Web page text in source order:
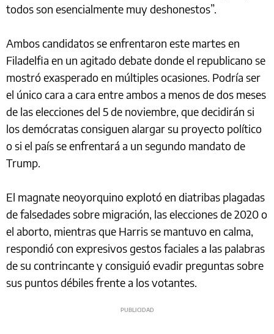
todos son esencialmente muy deshonestos”.
Ambos candidatos se enfrentaron este martes en
Filadelfia en un agitado debate donde el republicano se
mostró exasperado en múltiples ocasiones. Podría ser
el único cara a cara entre ambos a menos de dos meses
de las elecciones del 5 de noviembre, que decidirán si
los demócratas consiguen alargar su proyecto político
o si el país se enfrentará a un segundo mandato de
Trump.
El magnate neoyorquino explotó en diatribas plagadas
de falsedades sobre migración, las elecciones de 2020 o
el aborto, mientras que Harris se mantuvo en calma,
respondió con expresivos gestos faciales a las palabras
de su contrincante y consiguió evadir preguntas sobre
sus puntos débiles frente a los votantes.